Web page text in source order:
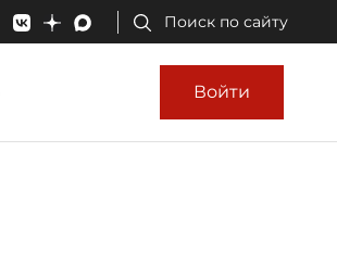
Поиск по сайту
Войти